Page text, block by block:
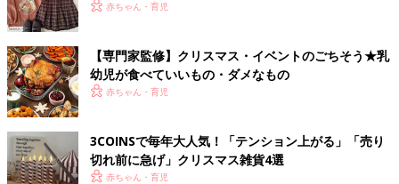
アイテム5選
赤ちゃん・育児
【専門家監修】クリスマス・イベントのごちそう★乳
幼児が食べていいもの・ダメなもの
赤ちゃん・育児
3COINSで毎年大人気！「テンション上がる」「売り
切れ前に急げ」クリスマス雑貨4選
赤ちゃん・育児